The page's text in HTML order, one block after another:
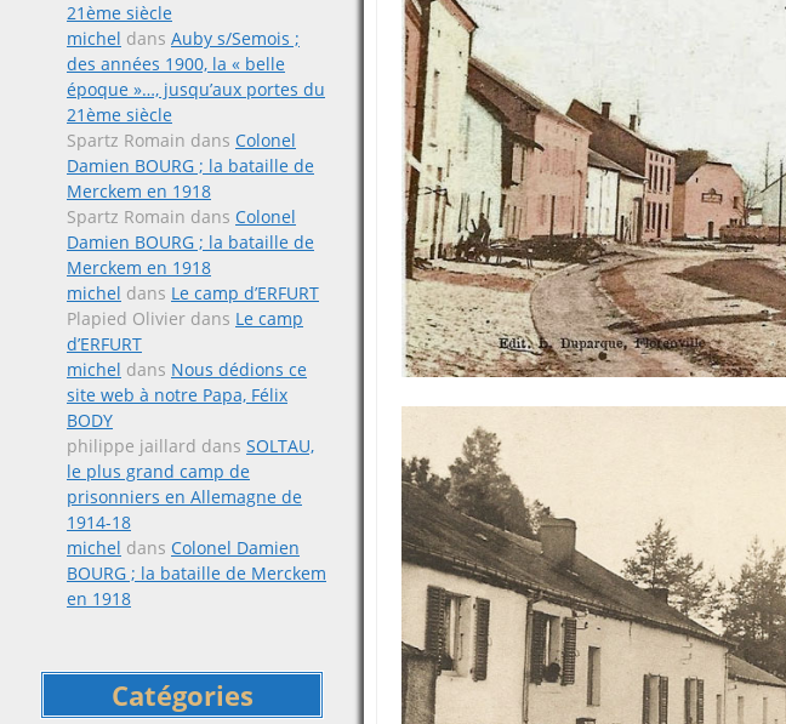
21ème siècle
michel dans Auby s/Semois ;
des années 1900, la « belle
époque »…, jusqu’aux portes du
21ème siècle
Spartz Romain dans Colonel
Damien BOURG ; la bataille de
Merckem en 1918
Spartz Romain dans Colonel
Damien BOURG ; la bataille de
Merckem en 1918
michel dans Le camp d’ERFURT
Plapied Olivier dans Le camp
d’ERFURT
michel dans Nous dédions ce
site web à notre Papa, Félix
BODY
philippe jaillard dans SOLTAU,
le plus grand camp de
prisonniers en Allemagne de
1914-18
michel dans Colonel Damien
BOURG ; la bataille de Merckem
en 1918
Catégories